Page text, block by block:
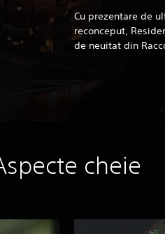
Cu prezentare de
reconceput,
de neuitat din
cheie